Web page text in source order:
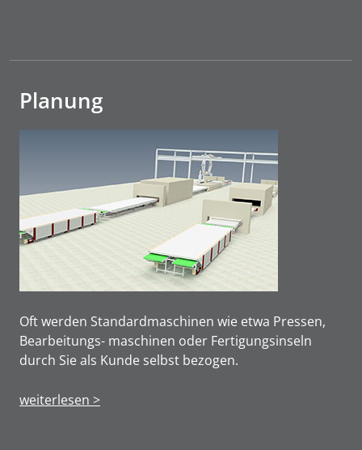
Planung
Oft werden Standardmaschinen wie etwa Pressen,
Bearbeitungs- maschinen oder Fertigungsinseln
durch Sie als Kunde selbst bezogen.
weiterlesen >